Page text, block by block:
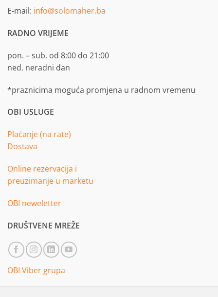
E-mail: info@solomaher.ba
RADNO VRIJEME
pon. – sub. od 8:00 do 21:00
ned. neradni dan
*praznicima moguća promjena u radnom vremenu
OBI USLUGE
Plaćanje (na rate)
Dostava
Online rezervacija i
preuzimanje u marketu
OBI neweletter
DRUŠTVENE MREŽE
OBI Viber grupa